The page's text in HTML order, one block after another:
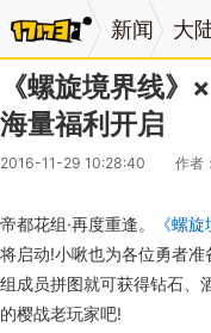
新闻 大
《螺旋境界线
海量福利开启
2016-11-29 10:28:40 作者
帝都花组·再度重逢。 《螺旋
将启动!小啾也为各位勇者
组成员拼图就可获得钻石、
的樱战老玩家吧!